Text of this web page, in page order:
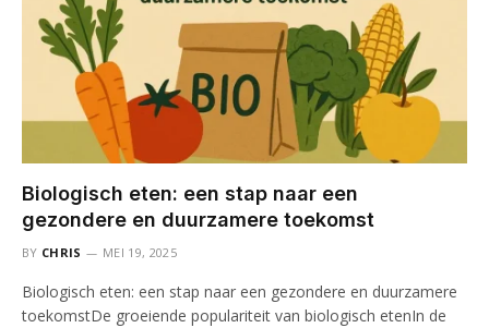
Biologisch eten: een stap naar een
gezondere en duurzamere toekomst
BY CHRIS MEI 19, 2025
Biologisch eten: een stap naar een gezondere en duurzamere
toekomstDe groeiende populariteit van biologisch etenIn de